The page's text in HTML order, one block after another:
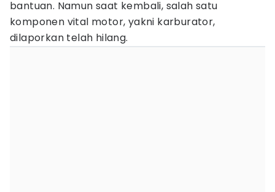
bantuan. Namun saat kembali, salah satu
komponen vital motor, yakni karburator,
dilaporkan telah hilang.